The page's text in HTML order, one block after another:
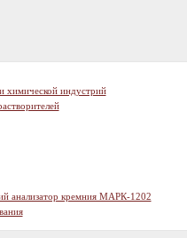
химической индустрий
анализатор кремния МАРК-1202